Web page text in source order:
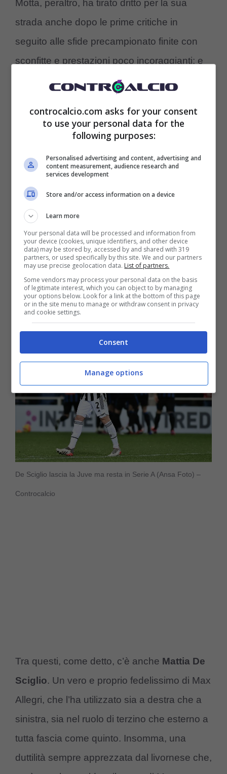
Motta, peraltro, ha tirato dritto per la sua
strada anche dopo le prime critiche in
seguito alle sfide precampionato finite con
sconfitte e prestazioni poco incoraggianti: e
nella prima di campionato ha avuto ragione
ed ottenendo una vittoria convincente.
rosa: per il tecnico mancano ancora un
difensore centrale, un altro centrocampista
ed un esterno offensivo, oltre ad un vice
Vlahovic (ma questo non è la priorità). Nel
frattempo, però, il dirigente è a caccia di
milioni per gli ultimi acquisti ma anche
soluzioni perpiazzare i calciatori ancora in
esubero.
De Sciglio lascia la Juve ma resta in Serie A (Ansa Foto) –
Controcalcio
Tra questi, come detto, c’è anche Mattia De
Sciglio. Un vero e proprio fedelissimo di Max
Allegri, che l’ha utilizzato sia a destra che a
sinistra, sia nel ruolo di terzino che esterno a
tutta fascia come quinto. Insomma, una
duttilità sempre apprezzata dal livornese che,
controcalcio.com asks for your consent
to use your personal data for the
following purposes:
Personalised advertising and content, advertising and
content measurement, audience research and
services development
Store and/or access information on a device
Learn more
Your personal data will be processed and information from
your device (cookies, unique identifiers, and other device
data) may be stored by, accessed by and shared with 319
partners, or used specifically by this site. We and our partners
may use precise geolocation data. List of partners.
Some vendors may process your personal data on the basis
of legitimate interest, which you can object to by managing
your options below. Look for a link at the bottom of this page
or in the site menu to manage or withdraw consent in privacy
and cookie settings.
Consent
Manage options